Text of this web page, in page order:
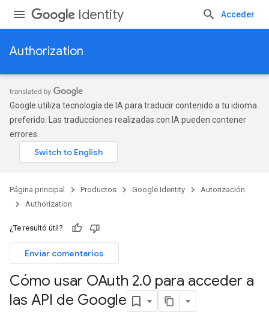
Identity Acceder
Authorization
Google utiliza tecnología de IA para traducir contenido a tu idioma
preferido. Las traducciones realizadas con IA pueden contener
errores.
Página principal Productos Google Identity
Autorización
Authorization
¿Te resultó útil?
Enviar comentarios
Cómo usar OAuth 2.0 para acceder a
las API de Google